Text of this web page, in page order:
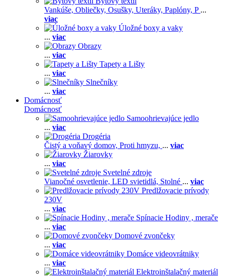
Vankúše, Obliečky, Osušky, Uteráky, Paplóny, P ...
viac
Úložné boxy a vaky
... viac
Obrazy
... viac
Tapety a Lišty
... viac
Slnečníky
... viac
Domácnosť
Domácnosť
Samoohrievajúce jedlo
... viac
Drogéria
Čistý a voňavý domov, Proti hmyzu, ... viac
Žiarovky
... viac
Svetelné zdroje
Vianočné osvetlenie, LED svietidlá, Stolné ... viac
Predlžovacie prívody
230V
... viac
Spínacie Hodiny , merače
... viac
Domové zvončeky
... viac
Domáce videovrátniky
... viac
Elektroinštalačný materiál